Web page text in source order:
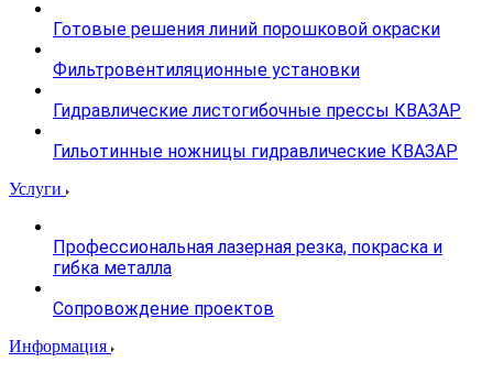
Готовые решения линий порошковой окраски
Фильтровентиляционные установки
Гидравлические листогибочные прессы КВАЗАР
Гильотинные ножницы гидравлические КВАЗАР
Услуги
Профессиональная лазерная резка, покраска и
гибка металла
Сопровождение проектов
Информация